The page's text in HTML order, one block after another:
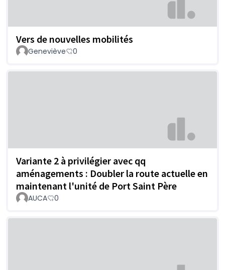
Vers de nouvelles mobilités
Geneviève 0
Variante 2 à privilégier avec qq
aménagements : Doubler la route actuelle en
maintenant l'unité de Port Saint Père
AUCA 0